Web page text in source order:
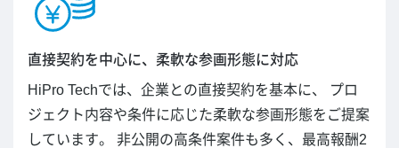
直接契約を中心に、柔軟な参画形態に対応
HiPro Techでは、企業との直接契約を基本に、 プロ
ジェクト内容や条件に応じた柔軟な参画形態をご提案
しています。 非公開の高条件案件も多く、最高報酬2